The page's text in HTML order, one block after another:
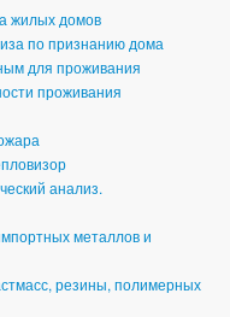
жилых домов
по признанию дома
для проживания
проживания
анализ.
металлов и
резины, полимерных